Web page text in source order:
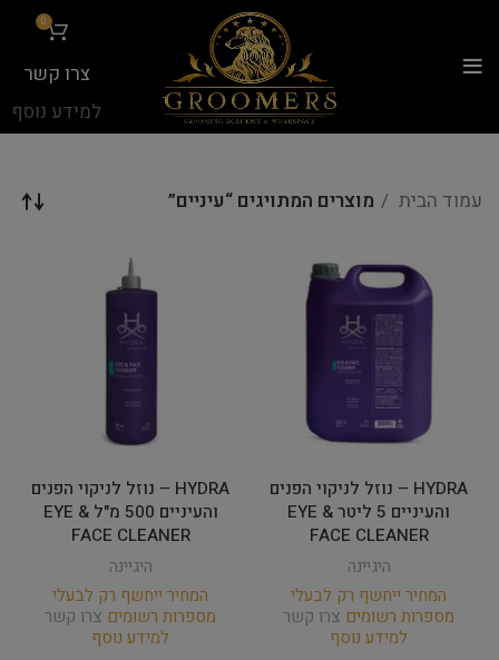
0
צרו קשר
למידע נוסף
עמוד הבית מוצרים המתויגים “עיניים”
HYDRA – נוזל לניקוי הפנים
והעיניים 5 ליטר EYE &
FACE CLEANER
היגיינה
המחיר ייחשף רק לבעלי
מספרות רשומים צרו קשר
למידע נוסף
HYDRA – נוזל לניקוי הפנים
והעיניים 500 מ"ל EYE &
FACE CLEANER
היגיינה
המחיר ייחשף רק לבעלי
מספרות רשומים צרו קשר
למידע נוסף